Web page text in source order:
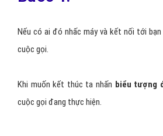
Nếu có ai đó nhấc máy và kết nối tới
cuộc gọi.
Khi muốn kết thúc ta nhấn biểu tượng
cuộc gọi đang thực hiện.